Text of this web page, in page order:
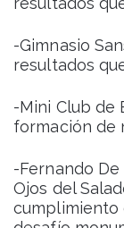
-Gimnasio
resultados
-Mini Club de
formación de
-Fernando
Ojos del
cumplimiento